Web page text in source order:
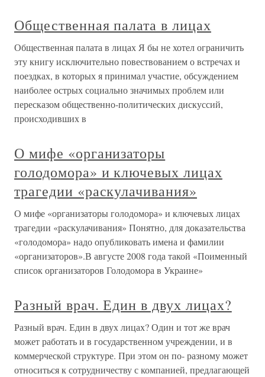
Общественная палата в лицах
Общественная палата в лицах Я бы не хотел ограничить
эту книгу исключительно повествованием о встречах и
поездках, в которых я принимал участие, обсуждением
наиболее острых социально значимых проблем или
пересказом общественно-политических дискуссий,
происходивших в
О мифе «организаторы
голодомора» и ключевых лицах
трагедии «раскулачивания»
О мифе «организаторы голодомора» и ключевых лицах
трагедии «раскулачивания» Понятно, для доказательства
«голодомора» надо опубликовать имена и фамилии
«организаторов».В августе 2008 года такой «Поименный
список организаторов Голодомора в Украине»
Разный врач. Един в двух лицах?
Разный врач. Един в двух лицах? Один и тот же врач
может работать и в государственном учреждении, и в
коммерческой структуре. При этом он по- разному может
относиться к сотрудничеству с компанией, предлагающей